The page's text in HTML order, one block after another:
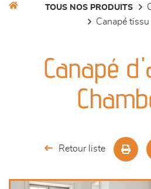
séjours
meubles de complément
TOUS NOS PRODUITS
canapé tissu
Canapé
Retour liste